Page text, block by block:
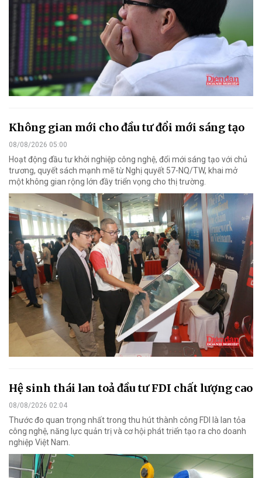
Không gian mới cho đầu tư đổi mới sáng tạo
08/08/2026 05:00
Hoạt động đầu tư khởi nghiệp công nghệ, đổi mới sáng tạo với chủ
trương, quyết sách mạnh mẽ từ Nghị quyết 57-NQ/TW, khai mở
một không gian rộng lớn đầy triển vọng cho thị trường.
Hệ sinh thái lan toả đầu tư FDI chất lượng cao
08/08/2026 02:04
Thước đo quan trọng nhất trong thu hút thành công FDI là lan tỏa
công nghệ, năng lực quản trị và cơ hội phát triển tạo ra cho doanh
nghiệp Việt Nam.